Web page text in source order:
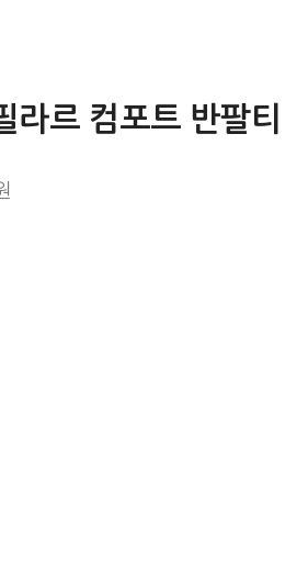
라르 컴포트 반팔티